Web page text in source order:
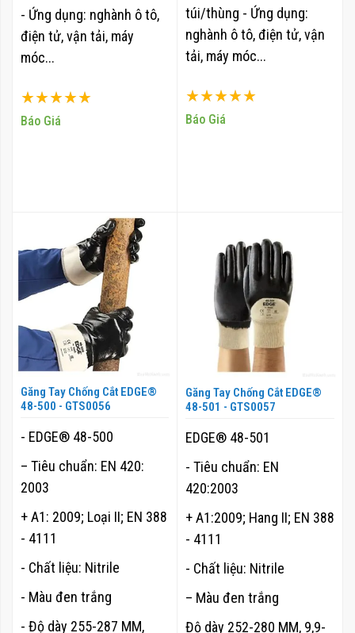
Xếp hạng:
100%
Báo Giá
- Ứng dụng: nghành ô tô,
điện tử, vận tải, máy
móc...
Xếp hạng:
100%
Báo Giá
túi/thùng - Ứng dụng:
nghành ô tô, điện tử, vận
tải, máy móc...
Găng Tay Chống Cắt EDGE®
48-500 - GTS0056
- EDGE® 48-500
– Tiêu chuẩn: EN 420:
2003
+ A1: 2009; Loại II; EN 388
- 4111
- Chất liệu: Nitrile
- Màu đen trắng
- Độ dày 255-287 MM,
Găng Tay Chống Cắt EDGE®
48-501 - GTS0057
EDGE® 48-501
- Tiêu chuẩn: EN
420:2003
+ A1:2009; Hang II; EN 388
- 4111
- Chất liệu: Nitrile
– Màu đen trắng
Độ dày 252-280 MM, 9,9-